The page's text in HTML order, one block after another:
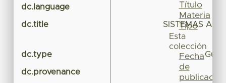
dc.language
dc.title SISTEMAS
dc.type Guía
dc.provenance
Título
Materia
Tipo
Esta
colección
Fecha
de
publicación